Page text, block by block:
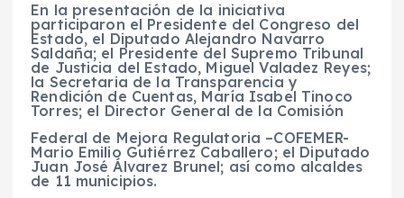
En la presentación de la iniciativa
participaron el Presidente del Congreso del
Estado, el Diputado Alejandro Navarro
Saldaña; el Presidente del Supremo Tribunal
de Justicia del Estado, Miguel Valadez Reyes;
la Secretaria de la Transparencia y
Rendición de Cuentas, María Isabel Tinoco
Torres; el Director General de la Comisión
Federal de Mejora Regulatoria –COFEMER-
Mario Emilio Gutiérrez Caballero; el Diputado
Juan José Álvarez Brunel; así como alcaldes
de 11 municipios.